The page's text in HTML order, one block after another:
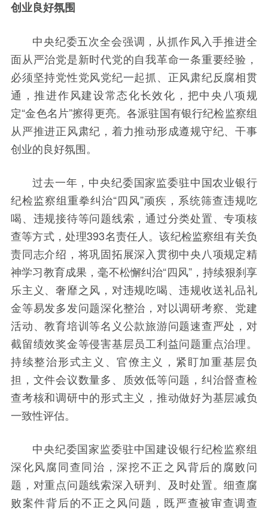
创业良好氛围
中央纪委五次全会强调，从抓作风入手推进全
面从严治党是新时代党的自我革命一条重要经验，
必须坚持党性党风党纪一起抓、正风肃纪反腐相贯
通，推进作风建设常态化长效化，把中央八项规
定“金色名片”擦得更亮。各派驻国有银行纪检监察组
从严推进正风肃纪，着力推动形成遵规守纪、干事
创业的良好氛围。
过去一年，中央纪委国家监委驻中国农业银行
纪检监察组重拳纠治“四风”顽疾，系统筛查违规吃
喝、违规接待等问题线索，通过分类处置、专项核
查等方式，处理393名责任人。该纪检监察组有关负
责同志介绍，将巩固拓展深入贯彻中央八项规定精
神学习教育成果，毫不松懈纠治“四风”，持续狠刹享
乐主义、奢靡之风，对违规吃喝、违规收送礼品礼
金等易发多发问题深化整治，对以调研考察、党建
活动、教育培训等名义公款旅游问题速查严处，对
截留绩效奖金等侵害基层员工利益问题重点治理。
持续整治形式主义、官僚主义，紧盯加重基层负
担，文件会议数量多、质效低等问题，纠治督查检
查考核和调研中的形式主义，推动做好为基层减负
一致性评估。
中央纪委国家监委驻中国建设银行纪检监察组
深化风腐同查同治，深挖不正之风背后的腐败问
题，对重点问题线索深入研判、及时处置。细查腐
败案件背后的不正之风问题，既严查被审查调查